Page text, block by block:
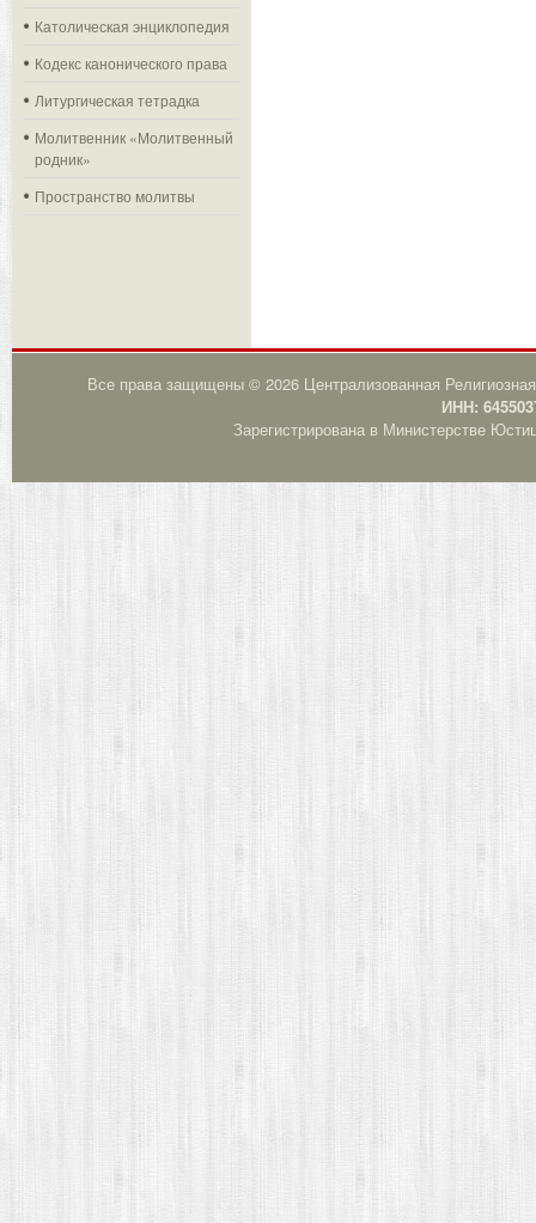
Католическая энциклопедия
Кодекс канонического права
Литургическая тетрадка
Молитвенник «Молитвенный
родник»
Пространство молитвы
Все права защищены © 2026 Централизованная
ИНН:
Зарегистрирована в Министерстве